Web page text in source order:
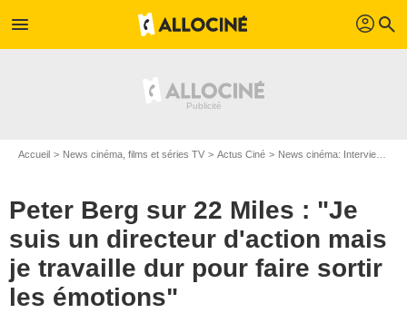
menu profil search
Accueil News cinéma, films et séries TV Actus Ciné News cinéma: Interviews
Peter Berg sur 22 Miles : "Je
suis un directeur d'action mais
je travaille dur pour faire sortir
les émotions"